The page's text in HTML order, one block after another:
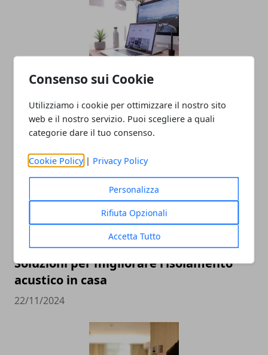
Consenso sui Cookie
Utilizziamo i cookie per ottimizzare il nostro sito
web e il nostro servizio. Puoi scegliere a quali
categorie dare il tuo consenso.
Cookie Policy | Privacy Policy
Personalizza
Rifiuta Opzionali
Accetta Tutto
trasforma la tua presenza digitale
24/06/2025
Soluzioni per migliorare l’isolamento
acustico in casa
22/11/2024